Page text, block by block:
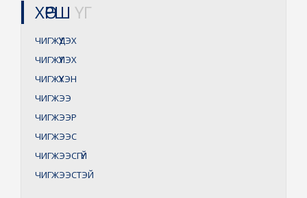
ХӨРШ ҮГ
ЧИГЖҮҮДЭХ
ЧИГЖҮҮЛЭХ
ЧИГЖҮҮХЭН
ЧИГЖЭЭ
ЧИГЖЭЭР
ЧИГЖЭЭС
ЧИГЖЭЭСГҮЙ
ЧИГЖЭЭСТЭЙ